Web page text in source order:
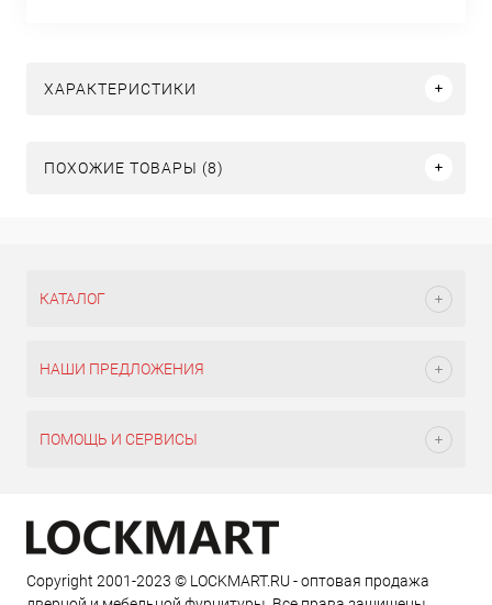
ХАРАКТЕРИСТИКИ
ПОХОЖИЕ ТОВАРЫ (8)
КАТАЛОГ
НАШИ ПРЕДЛОЖЕНИЯ
ПОМОЩЬ И СЕРВИСЫ
Copyright 2001-2023 © LOCKMART.RU - оптовая продажа